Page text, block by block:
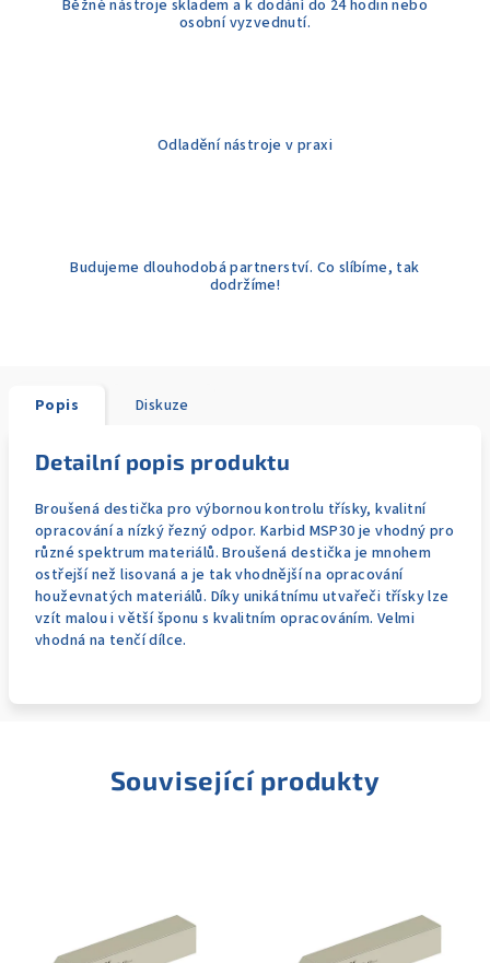
Běžné nástroje skladem a k dodání do 24 hodin nebo
osobní vyzvednutí.
Odladění nástroje v praxi
Budujeme dlouhodobá partnerství. Co slíbíme, tak
dodržíme!
Popis Diskuze
Detailní popis produktu
Broušená destička pro výbornou kontrolu třísky, kvalitní
opracování a nízký řezný odpor. Karbid MSP30 je vhodný pro
různé spektrum materiálů. Broušená destička je mnohem
ostřejší než lisovaná a je tak vhodnější na opracování
houževnatých materiálů. Díky unikátnímu utvařeči třísky lze
vzít malou i větší šponu s kvalitním opracováním. Velmi
vhodná na tenčí dílce.
Související produkty